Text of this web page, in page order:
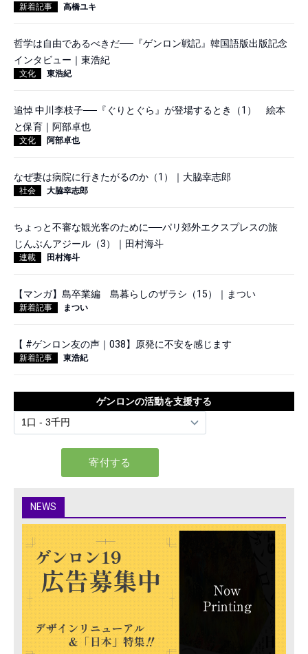
新着記事 高橋ユキ
哲学は自由であるべきだ──『ゲンロン戦記』韓国語版出版記念
インタビュー｜東浩紀
文化 東浩紀
追悼 中川李枝子──『ぐりとぐら』が登場するとき（1） 絵本
と保育｜阿部卓也
文化 阿部卓也
なぜ妻は病院に行きたがるのか（1）｜大脇幸志郎
社会 大脇幸志郎
ちょっと不審な観光客のために──パリ郊外エクスプレスの旅
じんぶんアジール（3）｜田村海斗
連載 田村海斗
【マンガ】島卒業編 島暮らしのザラシ（15）｜まつい
新着記事 まつい
【 #ゲンロン友の声｜038】原発に不安を感じます
新着記事 東浩紀
ゲンロンの活動を支援する
NEWS